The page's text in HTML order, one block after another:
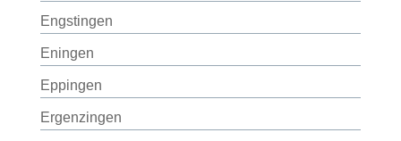
Engstingen
Eningen
Eppingen
Ergenzingen